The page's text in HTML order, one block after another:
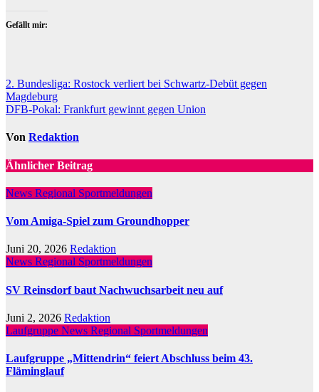
Gefällt mir:
Beitragsnavigation
2. Bundesliga: Rostock verliert bei Schwartz-Debüt gegen
Magdeburg
DFB-Pokal: Frankfurt gewinnt gegen Union
Von Redaktion
Ähnlicher Beitrag
News Regional Sportmeldungen
Vom Amiga-Spiel zum Groundhopper
Juni 20, 2026 Redaktion
News Regional Sportmeldungen
SV Reinsdorf baut Nachwuchsarbeit neu auf
Juni 2, 2026 Redaktion
Laufgruppe News Regional Sportmeldungen
Laufgruppe „Mittendrin“ feiert Abschluss beim 43.
Fläminglauf